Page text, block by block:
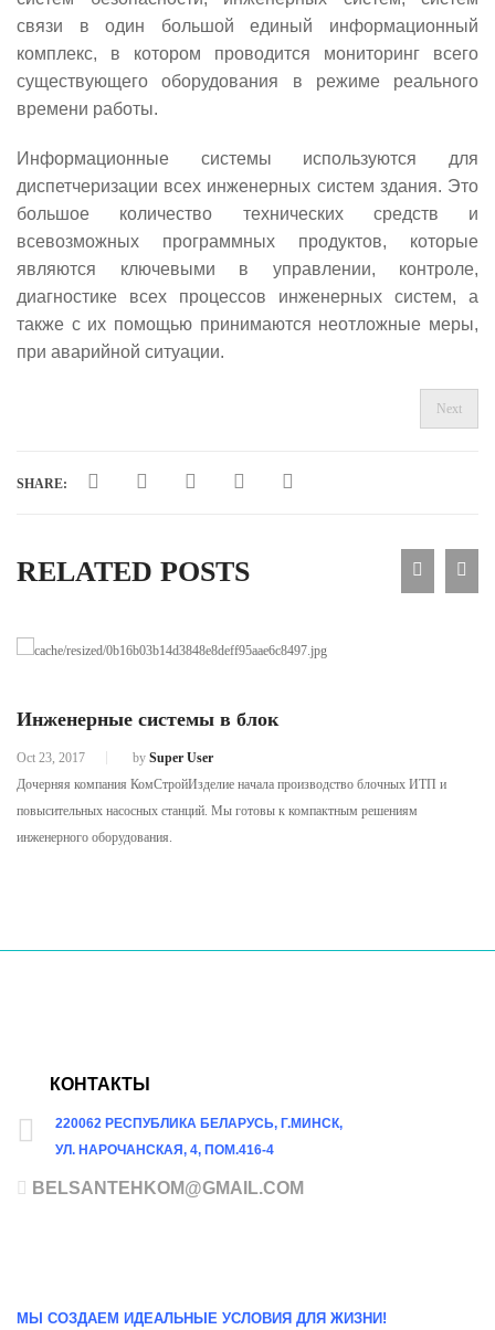
связи в один большой единый информационный
комплекс, в котором проводится мониторинг всего
существующего оборудования в режиме реального
времени работы.
Информационные системы используются для
диспетчеризации всех инженерных систем здания. Это
большое количество технических средств и
всевозможных программных продуктов, которые
являются ключевыми в управлении, контроле,
диагностике всех процессов инженерных систем, а
также с их помощью принимаются неотложные меры,
при аварийной ситуации.
Next
SHARE:
RELATED POSTS
Инженерные системы в блок
Oct 23, 2017 by Super User
Дочерняя компания КомСтройИзделие начала производство блочных ИТП и
повысительных насосных станций. Мы готовы к компактным решениям
инженерного оборудования.
КОНТАКТЫ
220062 РЕСПУБЛИКА БЕЛАРУСЬ, Г.МИНСК,
УЛ. НАРОЧАНСКАЯ, 4, ПОМ.416-4
BELSANTEHKOM@GMAIL.COM
МЫ СОЗДАЕМ ИДЕАЛЬНЫЕ УСЛОВИЯ ДЛЯ ЖИЗНИ!